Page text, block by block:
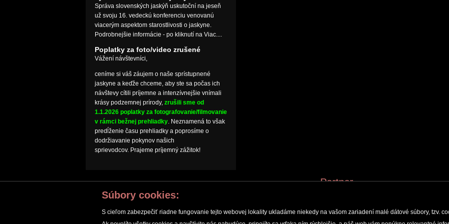
Správa slovenských jaskýň uskutoční na jeseň
už svoju 16. vedeckú konferenciu venovanú
viacerým aspektom starostlivosti o jaskyne.
Podrobnejšie informácie - po kliknutí na Viac....
Poplatky za foto/video zrušené
Vážení návštevníci,
ceníme si váš záujem o naše sprístupnené
jaskyne a keďže chceme, aby ste sa počas ich
návštevy cítili príjemne a intenzívnejšie vnímali
krásy podzemnej prírody, zrušili sme od
1.1.2026 poplatky za fotografovanie/filmovanie
v rámci bežnej prehliadky. Neznamená to však
predĺženie času prehliadky a poprosíme o
dodržiavanie pokynov našich
sprievodcov. Prajeme príjemný zážitok!
Partner
Súbory cookies:
S cieľom zabezpečiť riadne fungovanie tejto webovej lokality ukladáme niekedy na vašom zariadení malé dátové súbory, tzv.